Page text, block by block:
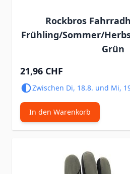
Rockbros
Frühling/Sommer/
Grün
21,96 CHF
Zwischen Di, 18.8. und Mi,
In den Warenkorb